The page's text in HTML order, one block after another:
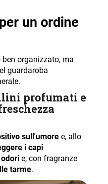
un ordine
organizzato, ma
guardaroba
profumati e
sull'umore e, allo
i capi
e, con fragranze
tarme.